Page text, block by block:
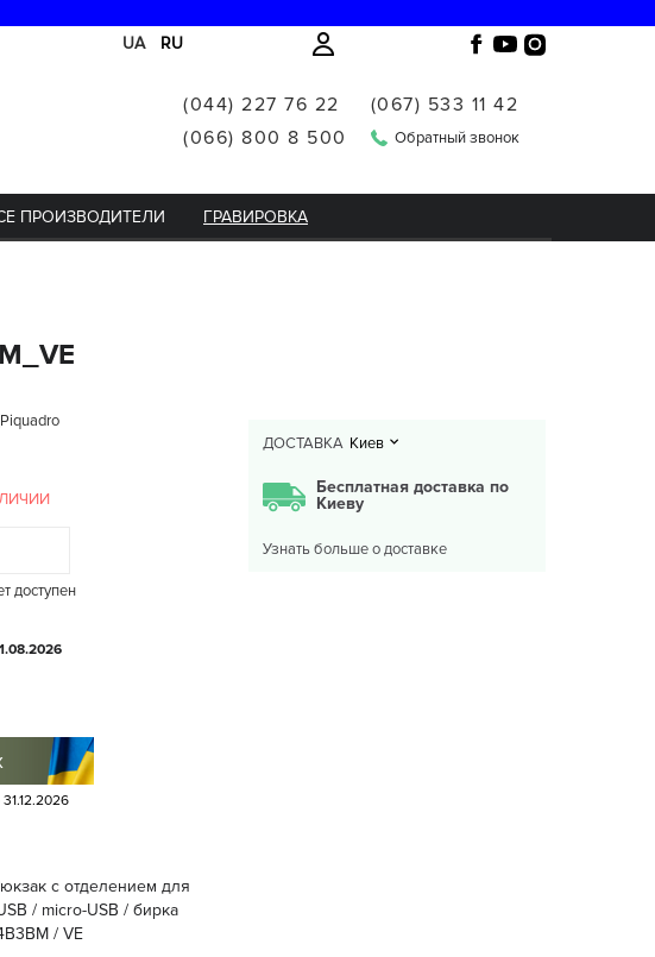
UA RU
(044) 227 76 22
(066) 800 8 500
(067) 533 11 42
Обратный звонок
ПРОИЗВОДИТЕЛИ ГРАВИРОВКА
доступен
31.12.2026
с отделением для
/ micro-USB / бирка
/ VE
ДОСТАВКА Киев
Бесплатная доставка по
Киеву
Узнать больше о доставке